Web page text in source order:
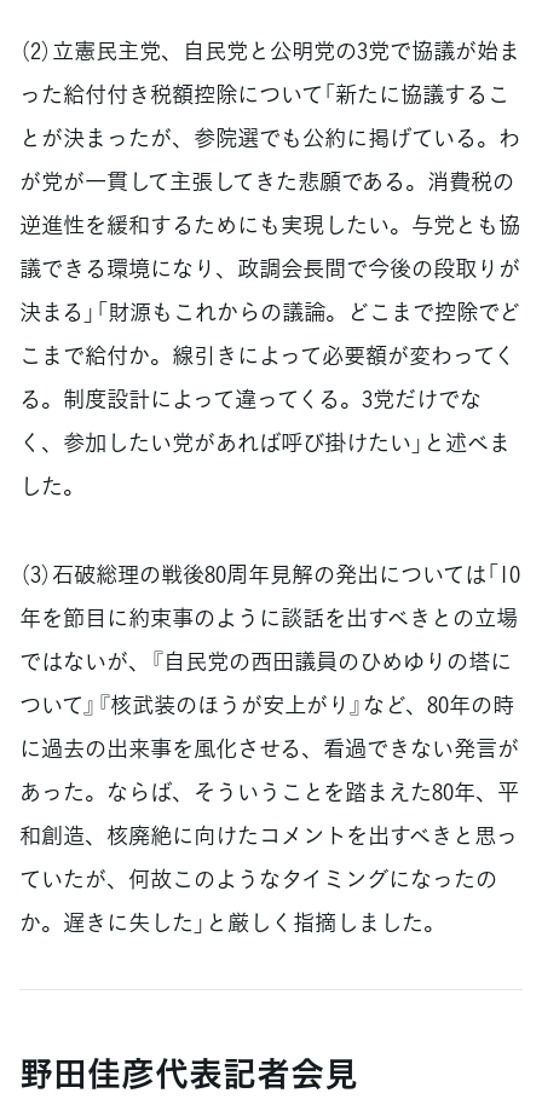
（2）立憲民主党、自民党と公明党の3党で協議が始ま
った給付付き税額控除について「新たに協議するこ
とが決まったが、参院選でも公約に掲げている。わ
が党が一貫して主張してきた悲願である。消費税の
逆進性を緩和するためにも実現したい。与党とも協
議できる環境になり、政調会長間で今後の段取りが
決まる」「財源もこれからの議論。どこまで控除でど
こまで給付か。線引きによって必要額が変わってく
る。制度設計によって違ってくる。3党だけでな
く、参加したい党があれば呼び掛けたい」と述べま
した。
（3）石破総理の戦後80周年見解の発出については「10
年を節目に約束事のように談話を出すべきとの立場
ではないが、『自民党の西田議員のひめゆりの塔に
ついて』『核武装のほうが安上がり』など、80年の時
に過去の出来事を風化させる、看過できない発言が
あった。ならば、そういうことを踏まえた80年、平
和創造、核廃絶に向けたコメントを出すべきと思っ
ていたが、何故このようなタイミングになったの
か。遅きに失した」と厳しく指摘しました。
野田佳彦代表記者会見